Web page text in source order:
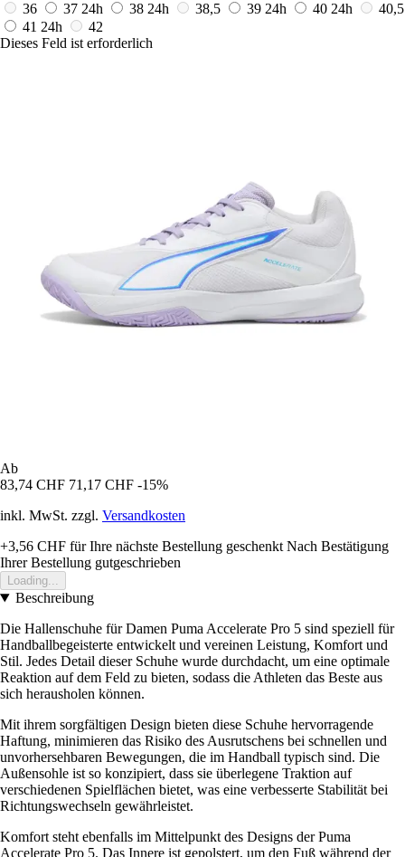
36
37 24h 38 24h 38,5 39 24h 40 24h
40,5
41 24h
42
Dieses Feld ist erforderlich
Ab
83,74 CHF 71,17 CHF -15%
inkl. MwSt. zzgl. Versandkosten
+3,56 CHF für Ihre nächste Bestellung geschenkt Nach Bestätigung
Ihrer Bestellung gutgeschrieben
Loading...
Beschreibung
Die Hallenschuhe für Damen Puma Accelerate Pro 5 sind speziell für
Handballbegeisterte entwickelt und vereinen Leistung, Komfort und
Stil. Jedes Detail dieser Schuhe wurde durchdacht, um eine optimale
Reaktion auf dem Feld zu bieten, sodass die Athleten das Beste aus
sich herausholen können.
Mit ihrem sorgfältigen Design bieten diese Schuhe hervorragende
Haftung, minimieren das Risiko des Ausrutschens bei schnellen und
unvorhersehbaren Bewegungen, die im Handball typisch sind. Die
Außensohle ist so konzipiert, dass sie überlegene Traktion auf
verschiedenen Spielflächen bietet, was eine verbesserte Stabilität bei
Richtungswechseln gewährleistet.
Komfort steht ebenfalls im Mittelpunkt des Designs der Puma
Accelerate Pro 5. Das Innere ist gepolstert, um den Fuß während der